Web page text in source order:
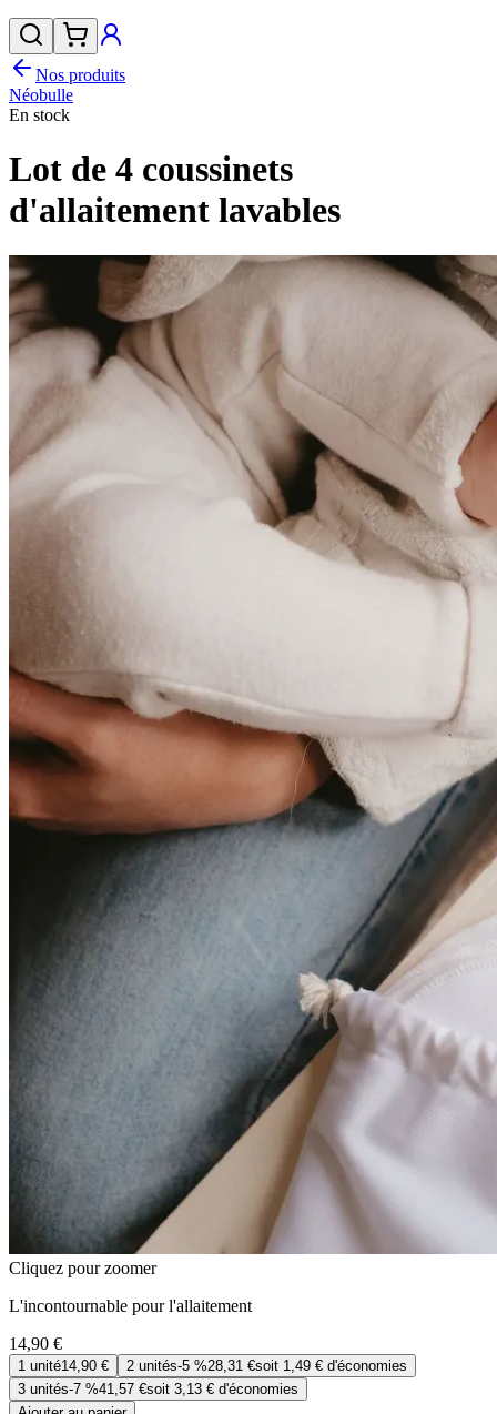
Nos produits
Néobulle
En stock
Lot de 4 coussinets
d'allaitement lavables
Cliquez pour zoomer
L'incontournable pour l'allaitement
14,90 €
1 unité14,90 € 2 unités-5 %28,31 €soit 1,49 € d'économies
3 unités-7 %41,57 €soit 3,13 € d'économies